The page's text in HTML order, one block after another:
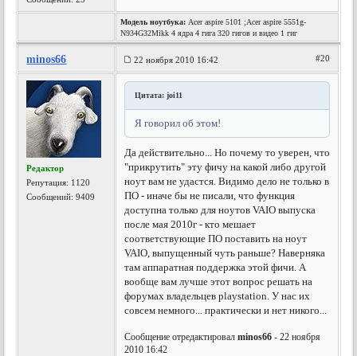
Модель ноутбука: Acer aspire 5101 ;Acer aspire 5551g-
N934G32Mikk 4 ядра 4 гига 320 гигов и видео 1 гиг
minos66 22 ноября 2010 16:42 #20
Редактор
Репутация: 1120
Сообщений: 9409
Цитата: joi11
Я говорил об этом!
Да действительно... Но почему то уверен, что
"прикрутить" эту фичу на какой либо другой
ноут вам не удастся. Видимо дело не только в
ПО - иначе бы не писали, что функция
доступна только для ноутов VAIO выпуска
после мая 2010г - кто мешает
соответствующие ПО поставить на ноут
VAIO, выпущенный чуть раньше? Наверняка
там аппаратная поддержка этой фичи. А
вообще вам лучше этот вопрос решать на
форумах владельцев playstation. У нас их
совсем немного... практически и нет никого...
Сообщение отредактировалminos66 - 22 ноября
2010 16:42